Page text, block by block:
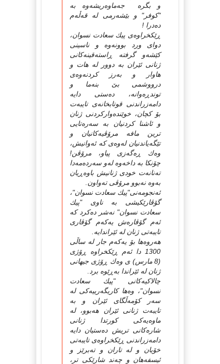
و بگره‌ جه‌ماوه‌ریشه‌وه‌ به‌
"كوفر" و بێشه‌رمی له‌ قه‌ڵه‌م
ده‌درا !
ڕێكخراوه‌ی پیك سعادت نسوان،
دوای ورد بوونه‌وه‌ و ناسینی
كێشه‌و گرفته‌ ڕاسته‌قینه‌كانی
ژنانی ئێران به‌ دوور له‌ هات و
هاوار و به‌رز كردنه‌وه‌ی
درووشمی بێ‌ بنه‌ما و
توندڕه‌وانه‌، ده‌ستی دایه‌
دامه‌زراندنی قوتابخانه‌ی تایبه‌ت
بۆ كچان، خوێنده‌واركردنی ژنان
و ئاشنا كردنیان به‌ سه‌ره‌تایی
ترین مافه‌ مرۆڤیه‌كانیان و
تێگه‌یاندنیان له‌وه‌ی كه‌ ئه‌وانیش،
وه‌ك ڕه‌گه‌زی پیاو، مرۆڤن!
چۆنكا به‌ داخه‌وه‌ له‌و سه‌رده‌مه‌دا
ته‌نانه‌ت خودی ژنانیش باوه‌ڕیان
به‌وه‌ نه‌بوو مرۆڤی ته‌واون.
ئه‌نجومه‌نی"پیك سعادت نسوان"،
گۆڤارێكیشی به‌ ناوی "پیك
سعادت نسوان" نه‌شر ده‌كرد كه‌
ئه‌م گۆڤاره‌ش یه‌كه‌م گۆڤاری
تایبه‌تی ژنان له‌ ئێراندایه‌.
هه‌روه‌ها بۆ یه‌كه‌م جار له‌ ساڵی
1300 دا ئه‌م ڕێكخراوه‌ ڕۆژی
(8 مارس) ی وه‌ك ڕۆژی جیهانی
ژنان له‌ ئێراندا به‌ڕێوه‌ برد.
چالاكیه‌كانی "پیك سعادت
نسوان"، وه‌ها كاریگه‌رییه‌كی له‌
سه‌ر كۆمه‌ڵگای ئێران و به‌
تایبه‌ت ژنانی ئێران هه‌بوو، له‌
ماوه‌یه‌كی كورتدا ژنانی
شاره‌كانی تریش ده‌ستیان دایه‌
دامه‌زراندنی ڕێكخراوه‌ی تایبه‌تی
خۆیان و له‌ تاران و ته‌برێز و
ئیسفه‌هان و چه‌ند شارێكی تر،